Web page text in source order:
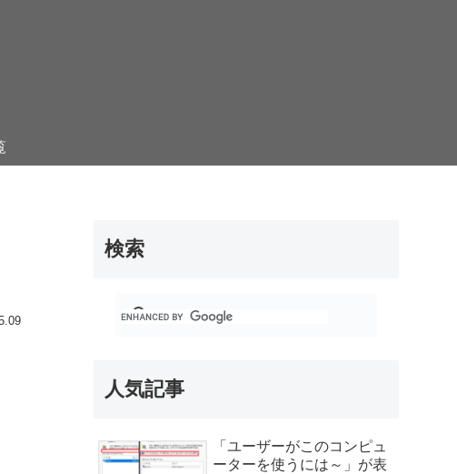
検索
人気記事
「ユーザーがこのコンピュ
ーターを使うには～」が表